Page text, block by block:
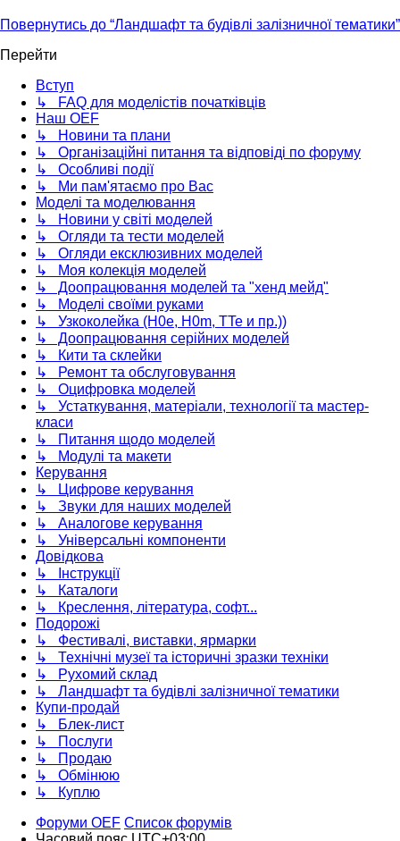
Повернутись до “Ландшафт та будівлі залізничної тематики”
Перейти
Вступ
↳ FAQ для моделістів початківців
Наш OEF
↳ Новини та плани
↳ Організаційні питання та відповіді по форуму
↳ Особливі події
↳ Ми пам'ятаємо про Вас
Моделі та моделювання
↳ Новини у світі моделей
↳ Огляди та тести моделей
↳ Огляди ексклюзивних моделей
↳ Моя колекція моделей
↳ Доопрацювання моделей та "хенд мейд"
↳ Моделі своїми руками
↳ Узкоколейка (H0e, H0m, TTe и пр.))
↳ Доопрацювання серійних моделей
↳ Кити та склейки
↳ Ремонт та обслуговування
↳ Оцифровка моделей
↳ Устаткування, матеріали, технології та мастер-
класи
↳ Питання щодо моделей
↳ Модулі та макети
Керування
↳ Цифрове керування
↳ Звуки для наших моделей
↳ Аналогове керування
↳ Універсальні компоненти
Довідкова
↳ Інструкції
↳ Каталоги
↳ Креслення, література, софт...
Подорожі
↳ Фестивалі, виставки, ярмарки
↳ Технічні музеї та історичні зразки техніки
↳ Рухомий склад
↳ Ландшафт та будівлі залізничної тематики
Купи-продай
↳ Блек-лист
↳ Послуги
↳ Продаю
↳ Обмінюю
↳ Куплю
Форуми OEF Список форумів